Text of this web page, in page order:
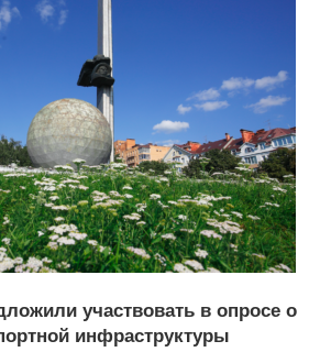
участвовать в опросе о
инфраструктуры